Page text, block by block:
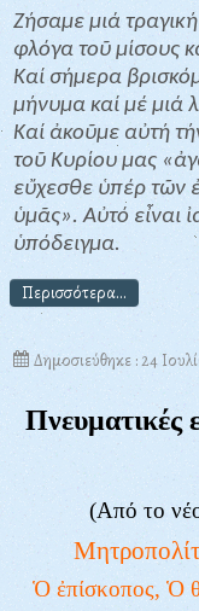
Ζήσαμε μιά
φλόγα τοῦ μίσους
Καί σήμερα
μήνυμα καί μέ μιά
Καί ἀκοῦμε αὐτή
τοῦ Κυρίου μας
εὔχεσθε ὑπέρ τῶν
ὑμᾶς». Αὐτό εἶναι
ὑπόδειγμα.
Περισσότερα...
Δημοσιεύθηκε : 24
Πνευματικές
(Από το
Ὁ ἐπίσκοπος, Ὁ